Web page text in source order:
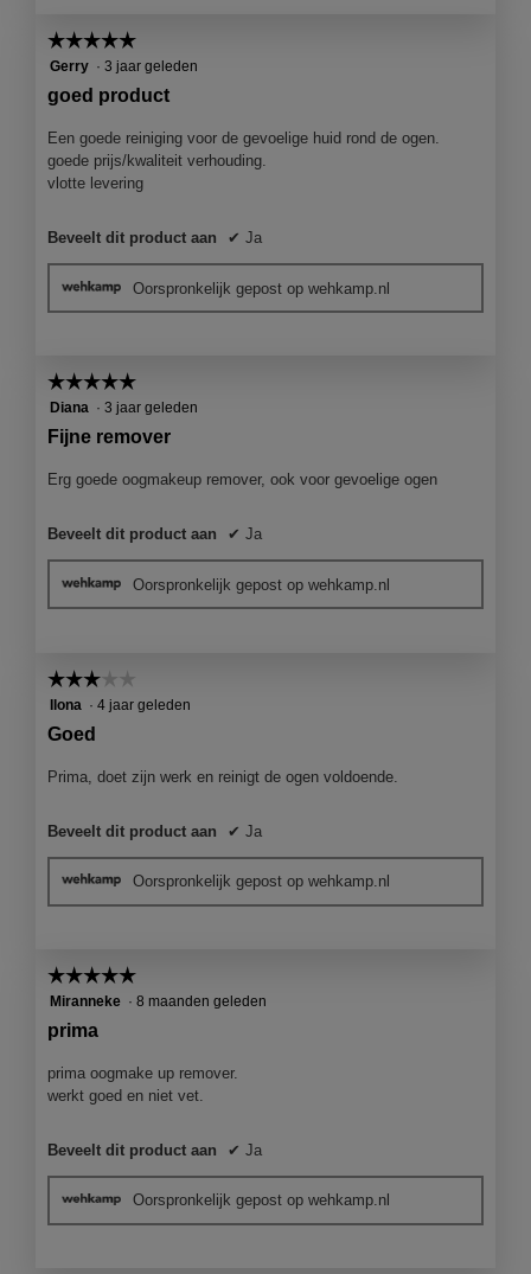
☆☆☆☆☆
☆☆☆☆☆
5
5
sterren.
Gerry · 3 jaar geleden
goed product
Een goede reiniging voor de gevoelige huid rond de ogen.
goede prijs/kwaliteit verhouding.
vlotte levering
Beveelt dit product aan ✔ Ja
Oorspronkelijk gepost op wehkamp.nl
☆☆☆☆☆
☆☆☆☆☆
5
van
sterren.
Diana · 3 jaar geleden
Fijne remover
Erg goede oogmakeup remover, ook voor gevoelige ogen
Beveelt dit product aan ✔ Ja
Oorspronkelijk gepost op wehkamp.nl
☆☆☆☆☆
☆☆☆☆☆
3
sterren.
Ilona · 4 jaar geleden
Goed
Prima, doet zijn werk en reinigt de ogen voldoende.
Beveelt dit product aan ✔ Ja
Oorspronkelijk gepost op wehkamp.nl
☆☆☆☆☆
☆☆☆☆☆
5
5
sterren.
Miranneke · 8 maanden geleden
prima
prima oogmake up remover.
werkt goed en niet vet.
Beveelt dit product aan ✔ Ja
Oorspronkelijk gepost op wehkamp.nl